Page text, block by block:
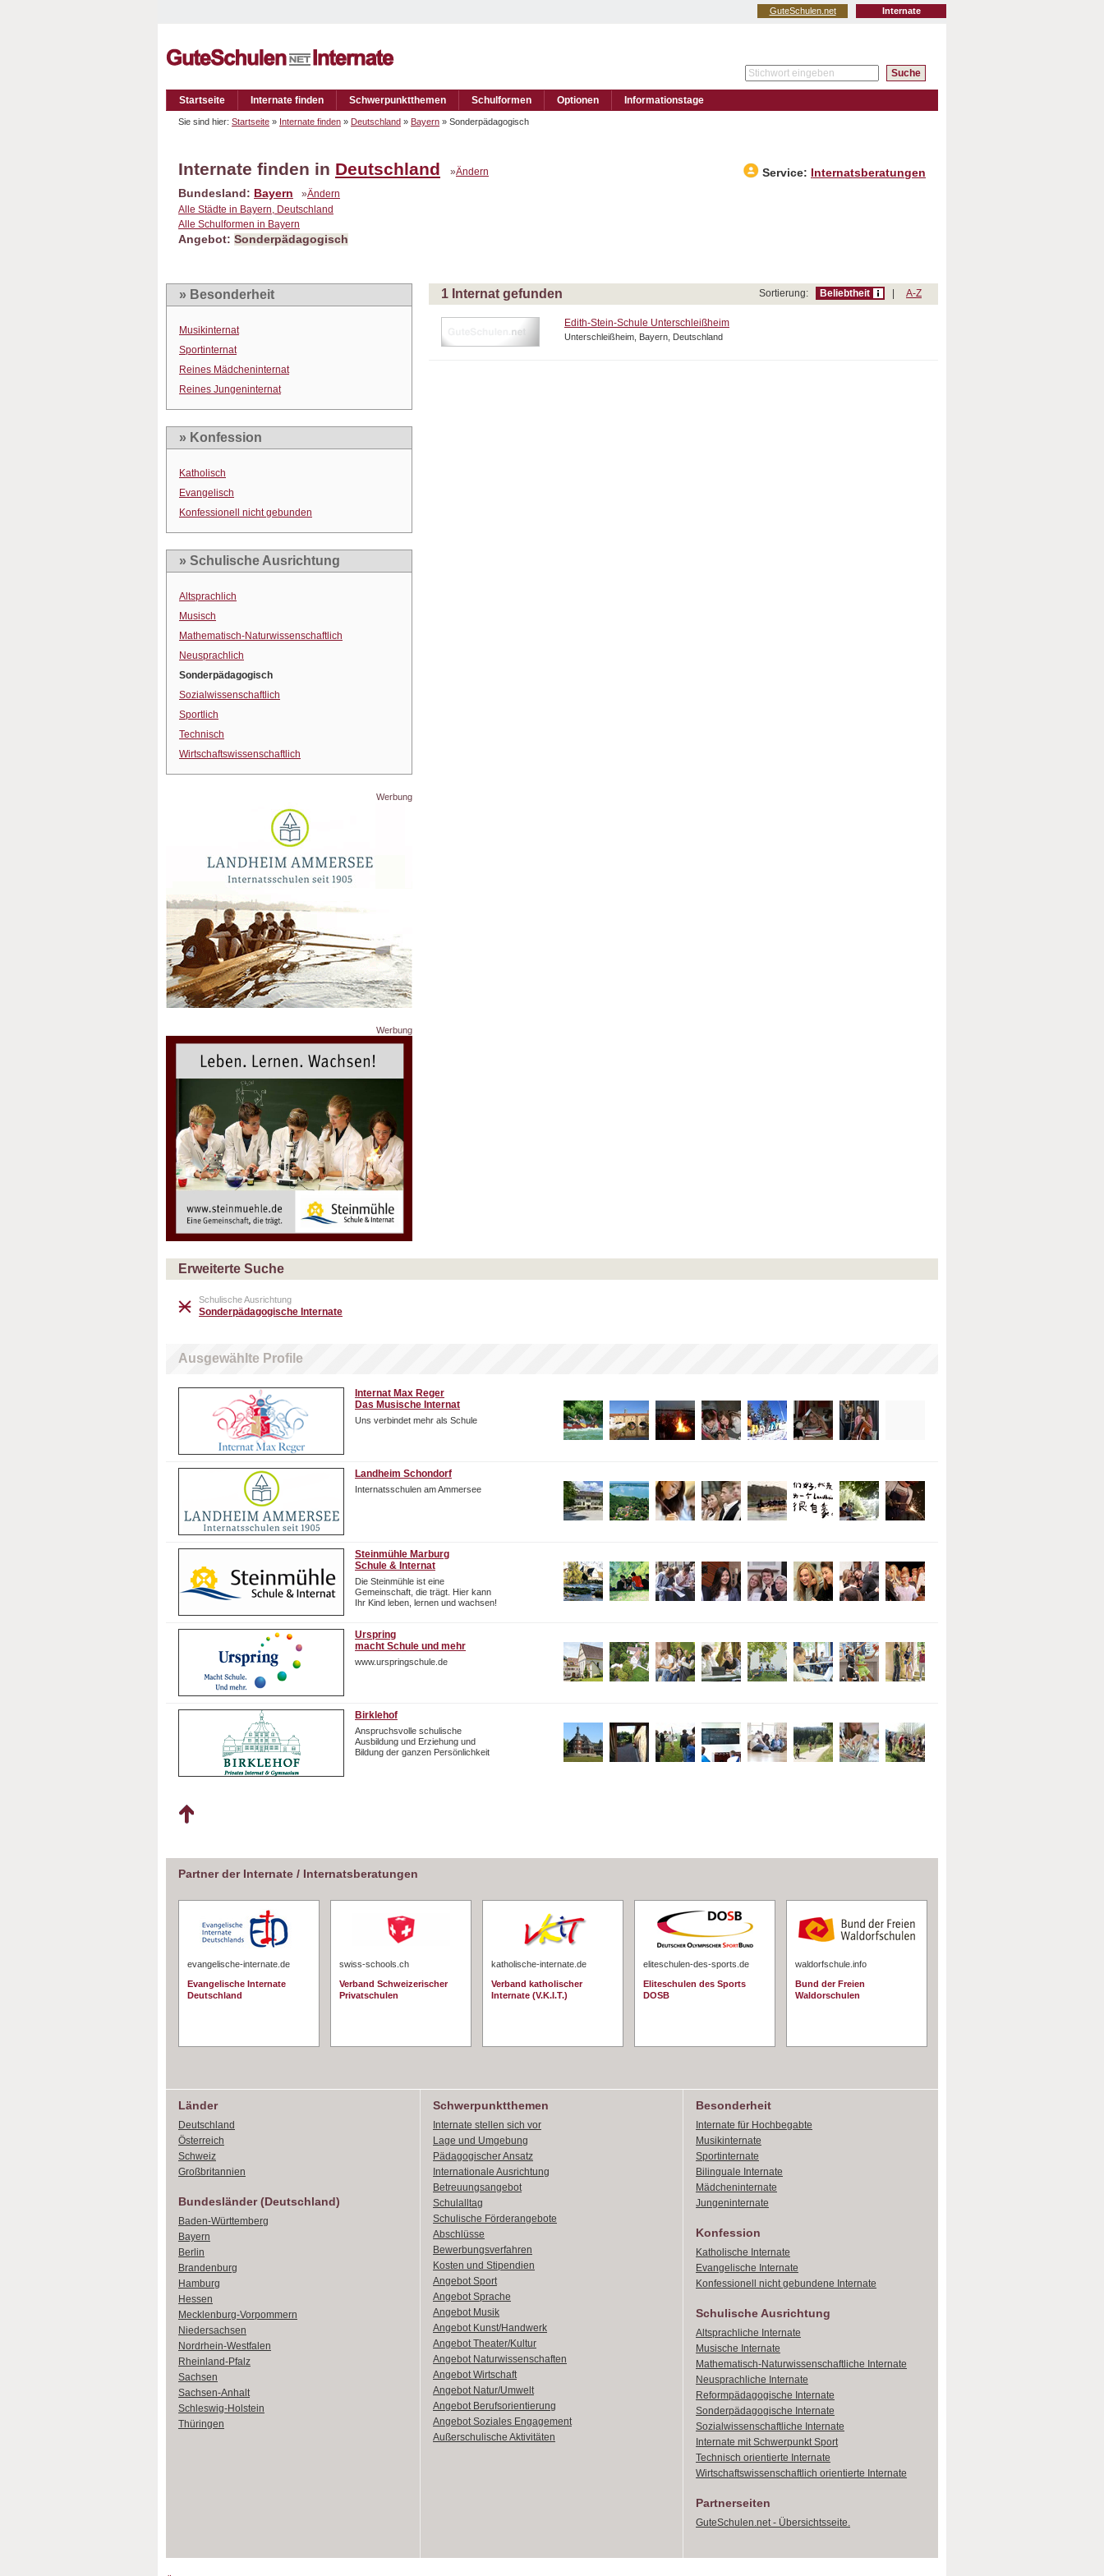
Internate
GuteSchulen.net
Startseite Internate finden Schwerpunktthemen Schulformen Optionen Informationstage
Sie sind hier: Startseite » Internate finden » Deutschland » Bayern » Sonderpädagogisch
Internate finden in Deutschland »Ändern Service:
Internatsberatungen
Bundesland: Bayern »Ändern
Alle Städte in Bayern, Deutschland
Alle Schulformen in Bayern
Angebot: Sonderpädagogisch
» Besonderheit
Musikinternat
Sportinternat
Reines Mädcheninternat
Reines Jungeninternat
» Konfession
Katholisch
Evangelisch
Konfessionell nicht gebunden
» Schulische Ausrichtung
Altsprachlich
Musisch
Mathematisch-Naturwissenschaftlich
Neusprachlich
Sonderpädagogisch
Sozialwissenschaftlich
Sportlich
Technisch
Wirtschaftswissenschaftlich
Werbung
Werbung
1 Internat gefunden Sortierung: Beliebtheit A-Z
Edith-Stein-Schule Unterschleißheim
Unterschleißheim, Bayern, Deutschland
Erweiterte Suche
Schulische Ausrichtung
Sonderpädagogische Internate
Ausgewählte Profile
Internat Max Reger
Das Musische Internat
Uns verbindet mehr als Schule
Landheim Schondorf
Internatsschulen am Ammersee
Steinmühle Marburg
Schule & Internat
Die Steinmühle ist eine
Gemeinschaft, die trägt. Hier kann
Ihr Kind leben, lernen und wachsen!
Urspring
macht Schule und mehr
www.urspringschule.de
Birklehof
Anspruchsvolle schulische
Ausbildung und Erziehung und
Bildung der ganzen Persönlichkeit
Partner der Internate / Internatsberatungen
evangelische-internate.de
Evangelische Internate
Deutschland
swiss-schools.ch
Verband Schweizerischer
Privatschulen
katholische-internate.de
Verband katholischer
Internate (V.K.I.T.)
eliteschulen-des-sports.de
Eliteschulen des Sports
DOSB
waldorfschule.info
Bund der Freien
Waldorschulen
Länder
Deutschland
Österreich
Schweiz
Großbritannien
Bundesländer (Deutschland)
Baden-Württemberg
Bayern
Berlin
Brandenburg
Hamburg
Hessen
Mecklenburg-Vorpommern
Niedersachsen
Nordrhein-Westfalen
Rheinland-Pfalz
Sachsen
Sachsen-Anhalt
Schleswig-Holstein
Thüringen
Schwerpunktthemen
Internate stellen sich vor
Lage und Umgebung
Pädagogischer Ansatz
Internationale Ausrichtung
Betreuungsangebot
Schulalltag
Schulische Förderangebote
Abschlüsse
Bewerbungsverfahren
Kosten und Stipendien
Angebot Sport
Angebot Sprache
Angebot Musik
Angebot Kunst/Handwerk
Angebot Theater/Kultur
Angebot Naturwissenschaften
Angebot Wirtschaft
Angebot Natur/Umwelt
Angebot Berufsorientierung
Angebot Soziales Engagement
Außerschulische Aktivitäten
Besonderheit
Internate für Hochbegabte
Musikinternate
Sportinternate
Bilinguale Internate
Mädcheninternate
Jungeninternate
Konfession
Katholische Internate
Evangelische Internate
Konfessionell nicht gebundene Internate
Schulische Ausrichtung
Altsprachliche Internate
Musische Internate
Mathematisch-Naturwissenschaftliche Internate
Neusprachliche Internate
Reformpädagogische Internate
Sonderpädagogische Internate
Sozialwissenschaftliche Internate
Internate mit Schwerpunkt Sport
Technisch orientierte Internate
Wirtschaftswissenschaftlich orientierte Internate
Partnerseiten
GuteSchulen.net - Übersichtsseite.